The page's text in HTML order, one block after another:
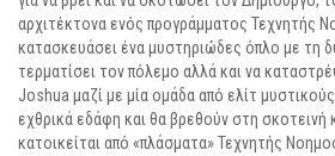
αρχιτέκτονα ενός προγράµµατος Τεχνητής
κατασκευάσει ένα µυστηριώδες όπλο µε τη
τερµατίσει τον πόλεµο αλλά και να
Joshua µαζί µε µία οµάδα από ελίτ
εχθρικά εδάφη και θα βρεθούν στη σκοτεινή
κατοικείται από «πλάσµατα» Τεχνητής